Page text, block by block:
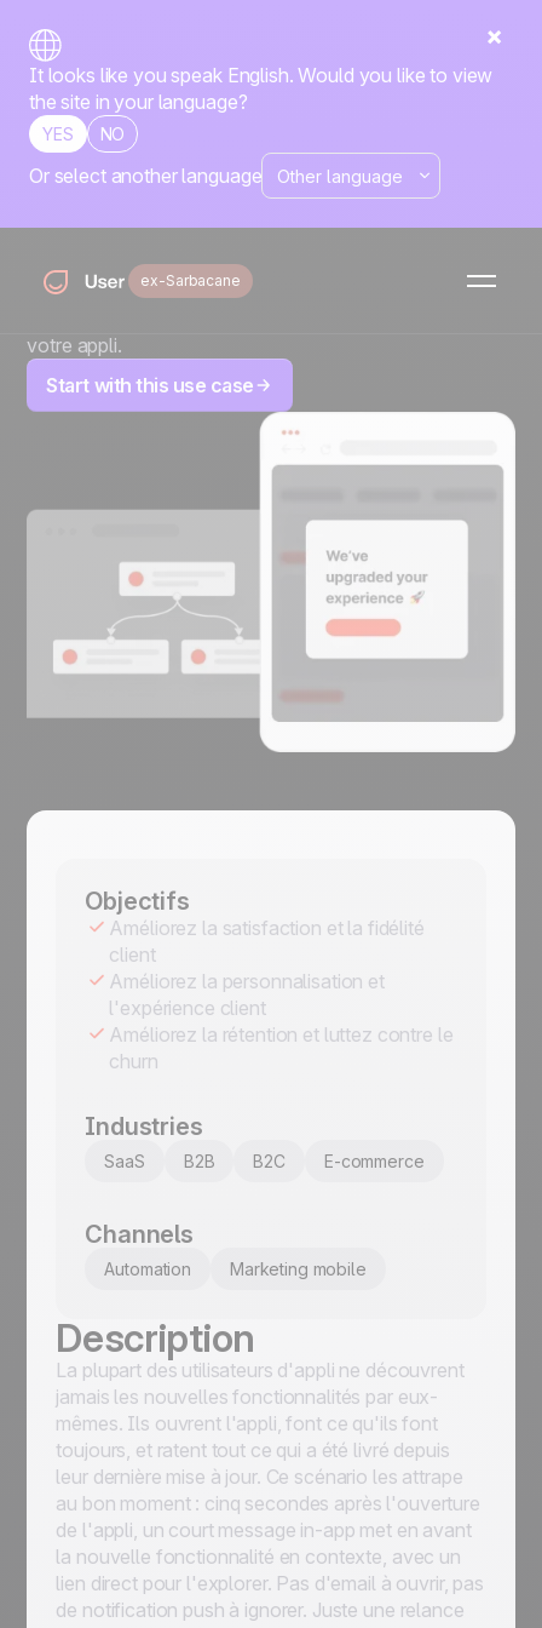
It looks like you speak English. Would you like to view
the site in your language?
YES NO
Or select another language
ex-Sarbacane
Annonce de
fonctionnalité in-app
Gardez vos contacts informés et engagés en mettant en
votre appli.
Start with this use case
Objectifs
Améliorez la satisfaction et la fidélité
client
Améliorez la personnalisation et
l'expérience client
Améliorez la rétention et luttez contre le
churn
Industries
SaaS B2B B2C E-commerce
Channels
Automation Marketing mobile
Description
La plupart des utilisateurs d'appli ne découvrent
jamais les nouvelles fonctionnalités par eux-
mêmes. Ils ouvrent l'appli, font ce qu'ils font
toujours, et ratent tout ce qui a été livré depuis
leur dernière mise à jour. Ce scénario les attrape
au bon moment : cinq secondes après l'ouverture
de l'appli, un court message in-app met en avant
la nouvelle fonctionnalité en contexte, avec un
lien direct pour l'explorer. Pas d'email à ouvrir, pas
de notification push à ignorer. Juste une relance